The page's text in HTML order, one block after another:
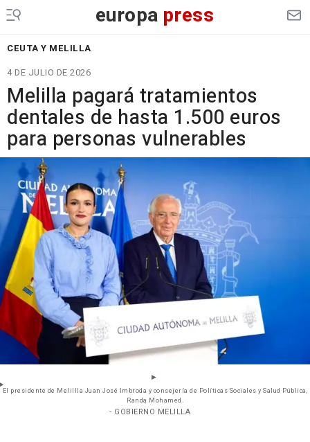
europa press
CEUTA Y MELILLA
4 DE JULIO DE 2026
Melilla pagará tratamientos
dentales de hasta 1.500 euros
para personas vulnerables
El presidente de Melillla Juan José Imbroda y consejería de Políticas Sociales y Salud Pública,
Randa Mohamed.
- GOBIERNO MELILLA